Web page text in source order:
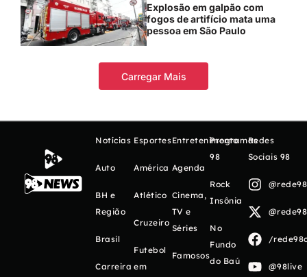
Explosão em galpão com
fogos de artifício mata uma
pessoa em São Paulo
Carregar Mais
Notícias
Auto
BH e
Região
Brasil
Carreira
Esportes
América
Atlético
Cruzeiro
Futebol
em
Entretenimento
Agenda
Cinema,
TV e
Séries
Famosos
Programas
98
Rock
Insônia
No
Fundo
do Baú
Redes
Sociais 98
/
@98live